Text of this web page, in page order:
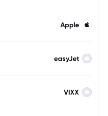
Apple
easyJet
VIXX